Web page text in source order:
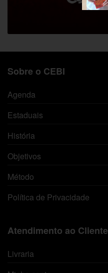
Sobre o CEBI
Agenda
Estaduais
História
Objetivos
Método
Política de Privacidade
Atendimento ao Cliente
Livraria